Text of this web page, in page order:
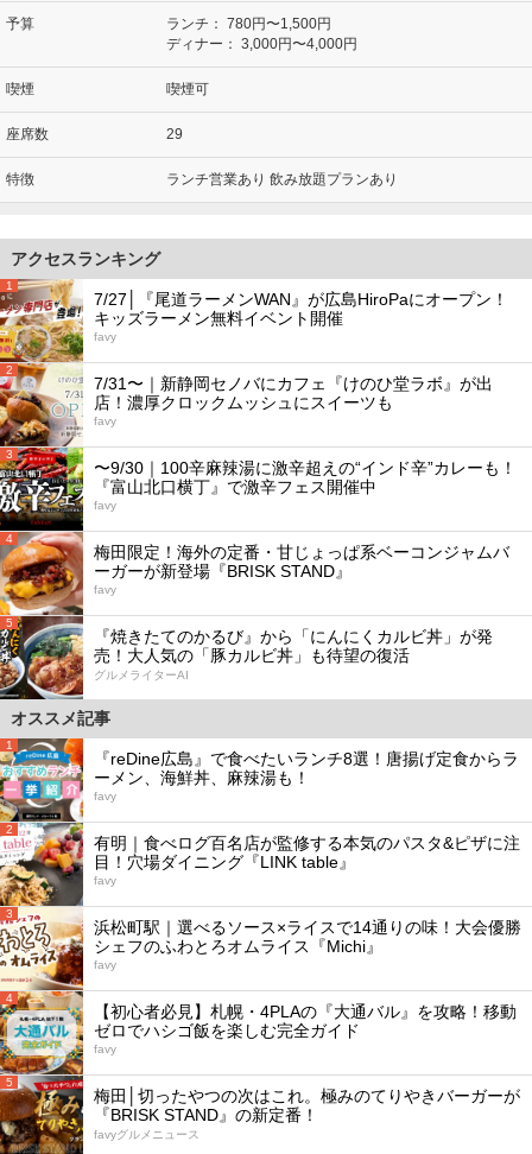
予算 ランチ： 780円〜1,500円
ディナー： 3,000円〜4,000円
喫煙 喫煙可
座席数 29
特徴 ランチ営業あり 飲み放題プランあり
アクセスランキング
1
7/27│『尾道ラーメンWAN』が広島HiroPaにオープン！
キッズラーメン無料イベント開催
favy
2
7/31〜｜新静岡セノバにカフェ『けのひ堂ラボ』が出
店！濃厚クロックムッシュにスイーツも
favy
3
〜9/30｜100辛麻辣湯に激辛超えの“インド辛”カレーも！
『富山北口横丁』で激辛フェス開催中
favy
4
梅田限定！海外の定番・甘じょっぱ系ベーコンジャムバ
ーガーが新登場『BRISK STAND』
favy
5
『焼きたてのかるび』から「にんにくカルビ丼」が発
売！大人気の「豚カルビ丼」も待望の復活
グルメライターAI
オススメ記事
1
『reDine広島』で食べたいランチ8選！唐揚げ定食からラ
ーメン、海鮮丼、麻辣湯も！
favy
2
有明｜食べログ百名店が監修する本気のパスタ&ピザに注
目！穴場ダイニング『LINK table』
favy
3
浜松町駅｜選べるソース×ライスで14通りの味！大会優勝
シェフのふわとろオムライス『Michi』
favy
4
【初心者必見】札幌・4PLAの『大通バル』を攻略！移動
ゼロでハシゴ飯を楽しむ完全ガイド
favy
5
梅田│切ったやつの次はこれ。極みのてりやきバーガーが
『BRISK STAND』の新定番！
favyグルメニュース